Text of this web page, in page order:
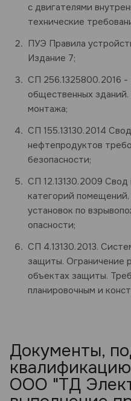
с двигателями
технические
ПУЭ Правила
Издание 7;
СП 256.1325800.2016
общественных зданий.
монтажа;
СП 155.13130.2014
нефтепродуктов
безопасности;
СП 12.13130.2009
категорий
установок по
опасности;
СП 4.13130.2013.
защиты. Ограничение
объектах защиты.
планировочным и
Документы,
ООО "ТД